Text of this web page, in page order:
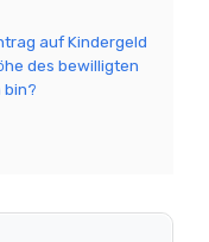
auf Kindergeld
des bewilligten
bin?